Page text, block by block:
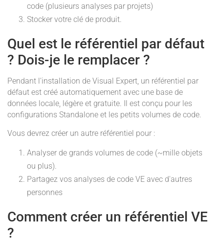
code (plusieurs analyses par projets)
Stocker votre clé de produit.
Quel est le référentiel par défaut
? Dois-je le remplacer ?
Pendant l'installation de Visual Expert, un référentiel par
défaut est créé automatiquement avec une base de
données locale, légère et gratuite. Il est conçu pour les
configurations Standalone et les petits volumes de code.
Vous devrez créer un autre référentiel pour :
Analyser de grands volumes de code (~mille objets
ou plus).
Partagez vos analyses de code VE avec d'autres
personnes
Comment créer un référentiel VE
?